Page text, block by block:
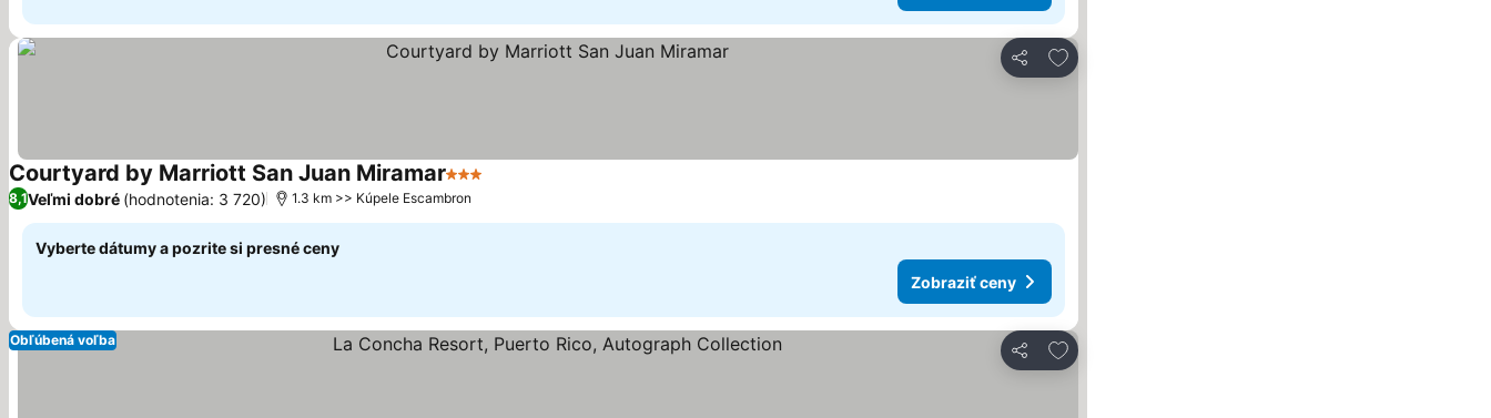
Zdieľať
Pridať do obľúbených
Courtyard by Marriott San Juan Miramar3 Počet hviezdičiek
8,1Veľmi dobré (hodnotenia: 3 720) 1.3 km >> Kúpele Escambron
Vyberte dátumy a pozrite si presné ceny
Zobraziť ceny
Zdieľať
Pridať do obľúbených
Obľúbená voľba